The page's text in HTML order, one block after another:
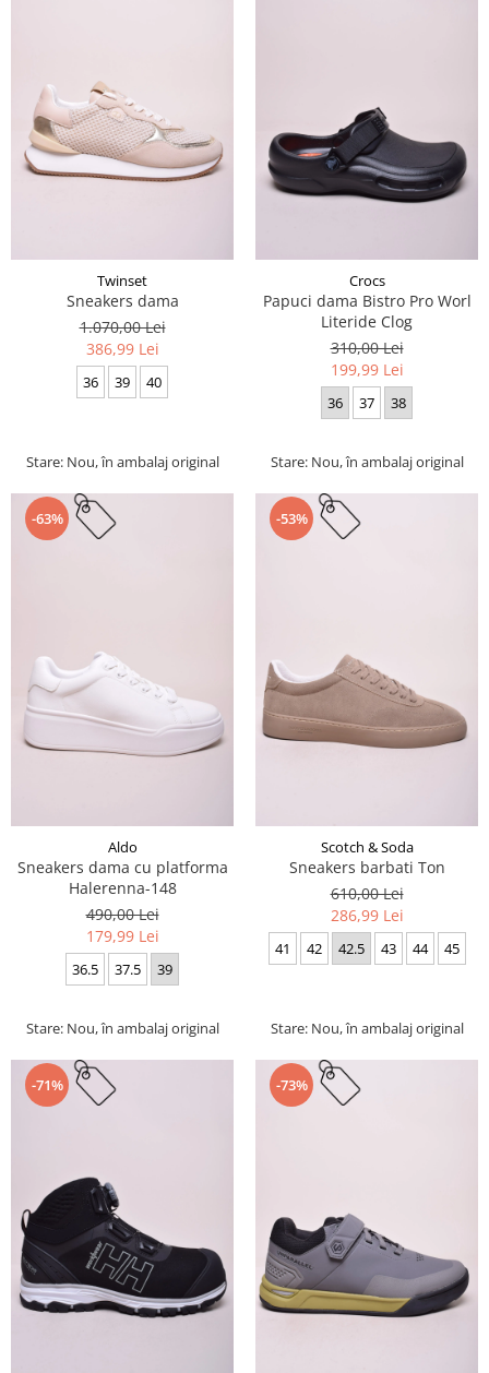
Twinset
Sneakers dama
1.070,00 Lei
386,99 Lei
36 39 40
Stare: Nou, în ambalaj original
Crocs
Papuci dama Bistro Pro Worl
Literide Clog
310,00 Lei
199,99 Lei
36 37 38
Stare: Nou, în ambalaj original
-63%
Aldo
Sneakers dama cu platforma
Halerenna-148
490,00 Lei
179,99 Lei
36.5 37.5 39
Stare: Nou, în ambalaj original
-53%
Scotch & Soda
Sneakers barbati Ton
610,00 Lei
286,99 Lei
41 42 42.5 43 44 45
Stare: Nou, în ambalaj original
-71% -73%